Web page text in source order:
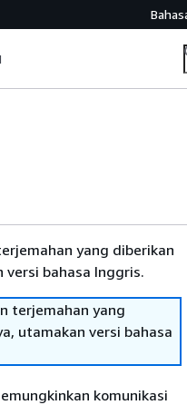
yang diberikan
bahasa Inggris.
terjemahan yang
utamakan versi bahasa
komunikasi